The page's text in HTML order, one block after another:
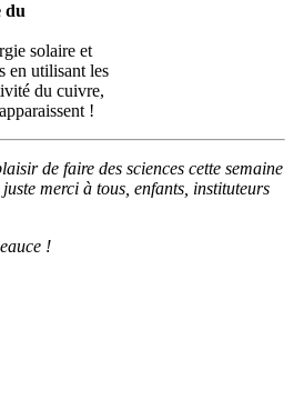
du
solaire et
en utilisant les
du cuivre,
!
de faire des sciences cette semaine
merci à tous, enfants, instituteurs
!